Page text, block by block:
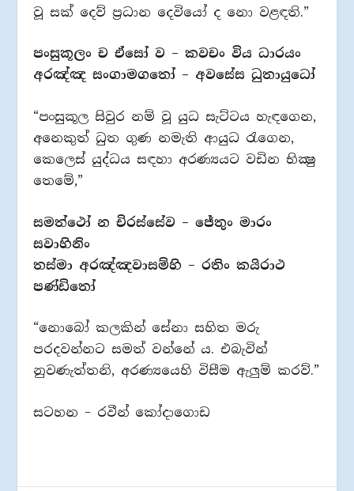
වූ සක් දෙව් ප්‍රධාන දෙවියෝ ද නො වළඳති.”
පංසුකූලං ච ඒසෝ ව – කවචං විය ධාරයං
අරඤ්ඤ සංගාමගතෝ – අවසේස ධුතායුධෝ
“පංසුකූල සිවුර නම් වූ යුධ සැට්ටය හැඳගෙන,
අනෙකුත් ධුත ගුණ නමැති ආයුධ රැගෙන,
කෙලෙස් යුද්ධය සඳහා අරණ්‍යයට වඩින භික්‍ෂු
තෙමේ,”
සමත්ථෝ න චිරස්සේව – ජේතුං මාරං
සවාහිනිං
තස්මා අරඤ්ඤවාසම්හි – රතිං කයිරාථ
පණ්ඩිතෝ
“නොබෝ කලකින් සේනා සහිත මරු
පරදවන්නට සමත් වන්නේ ය. එබැවින්
නුවණැත්තනි, අරණ්‍යයෙහි විසීම ඇලුම් කරව්.”
සටහන – රවීන් කෝදාගොඩ